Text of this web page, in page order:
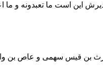
اين است ما تعبدونه و ما
بن قيس سهمى و عاص بن